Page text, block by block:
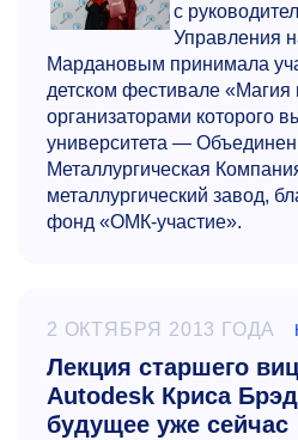
с
Управления
Мардановым принимала
детском фестивале «Магия
организаторами которого
университета —
Металлургическая
металлургический завод,
фонд «ОМК-участие».
2 ОКТЯБРЯ 2013 ГОДА
Лекция старшего
Autodesk Криса
будущее уже сейчас